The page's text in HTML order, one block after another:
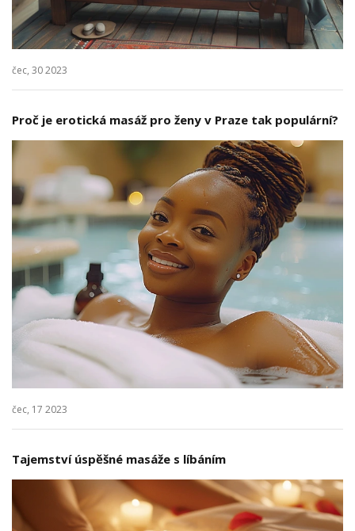
čec, 30 2023
Proč je erotická masáž pro ženy v Praze tak populární?
čec, 17 2023
Tajemství úspěšné masáže s líbáním